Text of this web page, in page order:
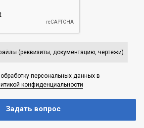
(реквизиты, документацию, чертежи)
персональных данных в
конфиденциальности